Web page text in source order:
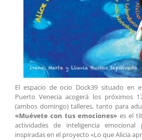
El espacio de ocio Dock39 situado en
Puerto Venecia acogerá los próximos
(ambos domingo) talleres, tanto para
«Muévete con tus emociones» es el
actividades de inteligencia
inspiradas en el proyecto «Lo que Alicia